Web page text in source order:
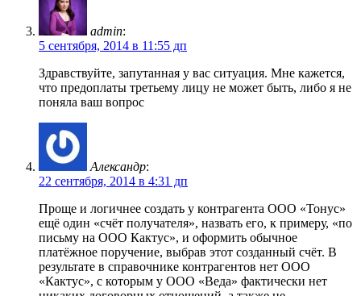
admin:
5 сентября, 2014 в 11:55 дп
Здравствуйте, запутанная у вас ситуация. Мне кажется,
что предоплаты третьему лицу не может быть, либо я не
поняла ваш вопрос
Александр:
22 сентября, 2014 в 4:31 дп
Проще и логичнее создать у контрагента ООО «Тонус»
ещё один «счёт получателя», назвать его, к примеру, «по
письму на ООО Кактус», и оформить обычное
платёжное поручение, выбрав этот созданный счёт. В
результате в справочнике контрагентов нет ООО
«Кактус», с которым у ООО «Веда» фактически нет